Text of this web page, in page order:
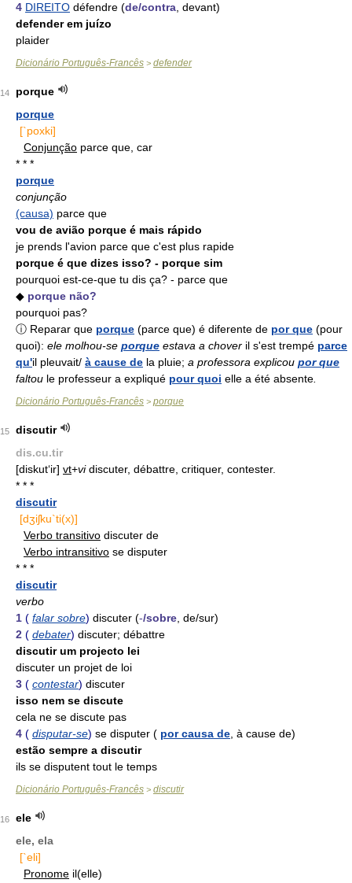
4 DIREITO défendre (de/contra , devant)
defender em juízo
plaider
Dicionário Português-Francês > defender
14
porque
porque
[`poxki]
Conjunção parce que, car
* * *
porque
conjunção
(causa) parce que
vou de avião porque é mais rápido
je prends l'avion parce que c'est plus rapide
porque é que dizes isso? - porque sim
pourquoi est-ce-que tu dis ça? - parce que
◆ porque não?
pourquoi pas?
ⓘ Reparar que porque (parce que) é diferente de por que (pour
quoi): ele molhou-se porque estava a chover il s'est trempé parce
qu'il pleuvait/ à cause de la pluie; a professora explicou por que
faltou le professeur a expliqué pour quoi elle a été absente
Dicionário Português-Francês > porque
15
discutir
dis.cu.tir
[diskut‘ir] vt+vidiscuter, débattre, critiquer, contester.
* * *
discutir
[dʒiʃku`ti(x)]
Verbo transitivo discuter de
Verbo intransitivo se disputer
* * *
discutir
verbo
1 ( falar sobre) discuter (-/sobre , de/sur)
2 ( debater) discuter; débattre
discutir um projecto lei
discuter un projet de loi
3 ( contestar) discuter
isso nem se discute
cela ne se discute pas
4 ( disputar-se) se disputer ( por causa de , à cause de)
estão sempre a discutir
ils se disputent tout le temps
Dicionário Português-Francês > discutir
16
ele
ele, ela
[`eli]
Pronome il(elle)